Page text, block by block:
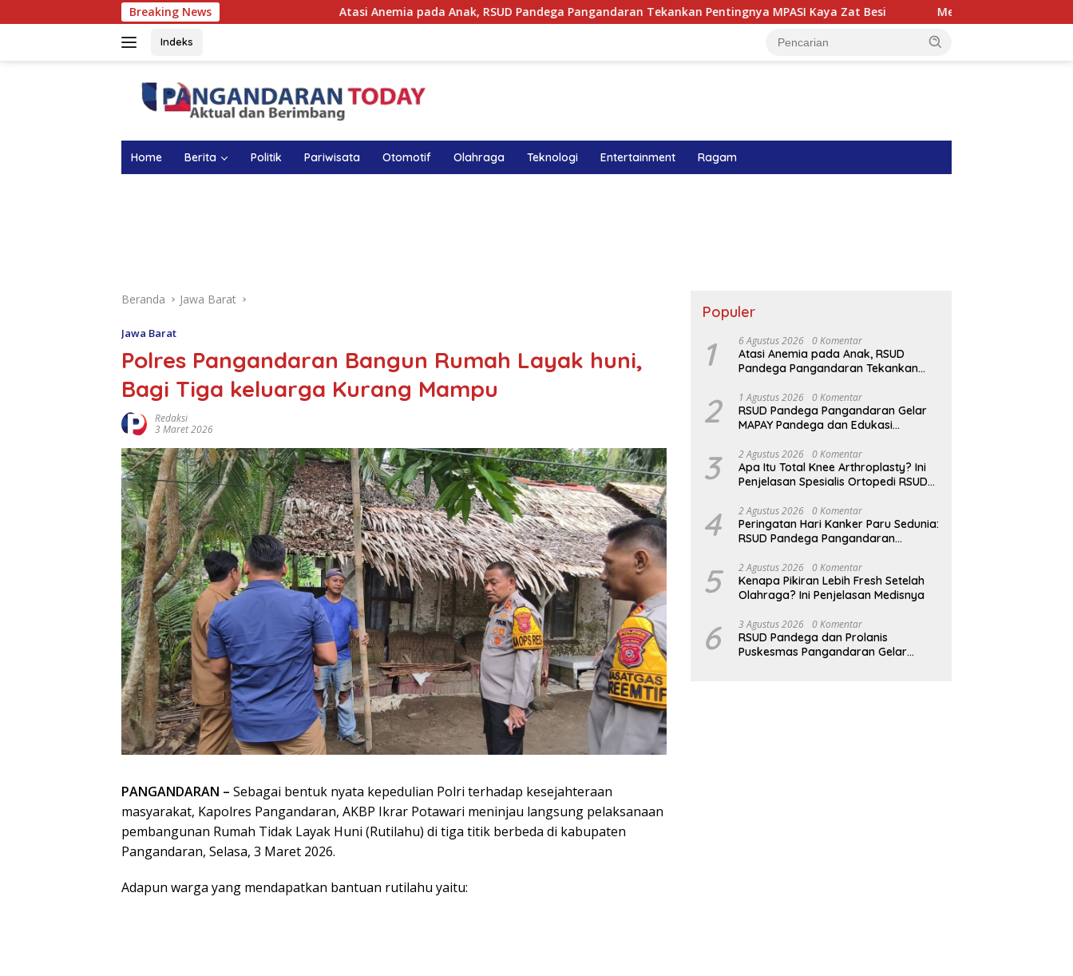
ke
Breaking News Atasi Anemia pada Anak, RSUD Pandega Pangandaran Tekankan Pentingnya MPASI Kaya Zat Besi Menyambung Harapan di Ruang
Indeks
Home Berita Politik Pariwisata Otomotif Olahraga Teknologi Entertainment Ragam
Beranda Jawa Barat
Jawa Barat
Polres Pangandaran Bangun Rumah Layak huni,
Bagi Tiga keluarga Kurang Mampu
Redaksi
3 Maret 2026
PANGANDARAN – Sebagai bentuk nyata kepedulian Polri terhadap kesejahteraan
masyarakat, Kapolres Pangandaran, AKBP Ikrar Potawari meninjau langsung pelaksanaan
pembangunan Rumah Tidak Layak Huni (Rutilahu) di tiga titik berbeda di kabupaten
Pangandaran, Selasa, 3 Maret 2026.
Adapun warga yang mendapatkan bantuan rutilahu yaitu:
Populer
1 6 Agustus 2026 0 Komentar
Atasi Anemia pada Anak, RSUD
Pandega Pangandaran Tekankan
2 1 Agustus 2026 0 Komentar
RSUD Pandega Pangandaran Gelar
MAPAY Pandega dan Edukasi
3 2 Agustus 2026 0 Komentar
Apa Itu Total Knee Arthroplasty? Ini
Penjelasan Spesialis Ortopedi RSUD
4 2 Agustus 2026 0 Komentar
Peringatan Hari Kanker Paru Sedunia:
RSUD Pandega Pangandaran
5 2 Agustus 2026 0 Komentar
Kenapa Pikiran Lebih Fresh Setelah
Olahraga? Ini Penjelasan Medisnya
6 3 Agustus 2026 0 Komentar
RSUD Pandega dan Prolanis
Puskesmas Pangandaran Gelar